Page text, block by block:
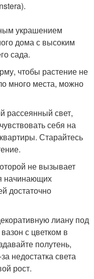
украшением
дома с высоким
сада.
чтобы растение не
много места, можно
рассеянный свет,
себя на
Старайтесь
не вызывает
начинающих
достаточно
лиану под
с цветком в
полутень,
недостатка света
рост.